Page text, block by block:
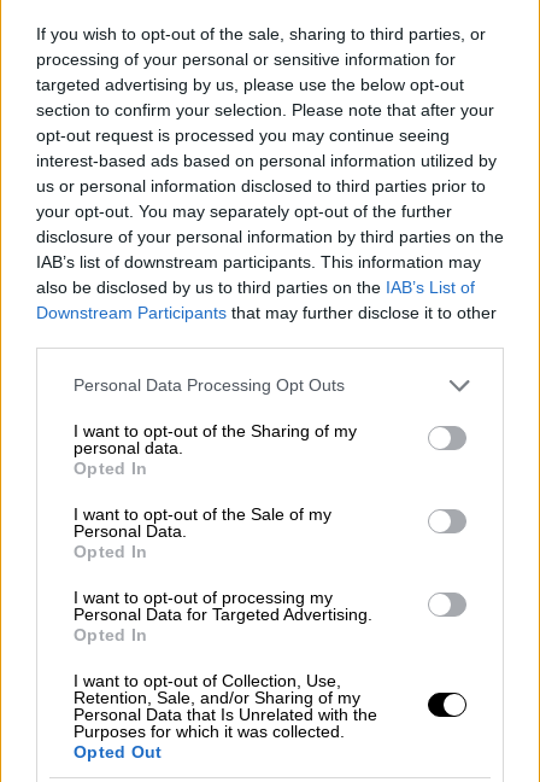
If you wish to opt-out of the sale, sharing to third parties, or
processing of your personal or sensitive information for
targeted advertising by us, please use the below opt-out
section to confirm your selection. Please note that after your
opt-out request is processed you may continue seeing
interest-based ads based on personal information utilized by
us or personal information disclosed to third parties prior to
your opt-out. You may separately opt-out of the further
disclosure of your personal information by third parties on the
IAB’s list of downstream participants. This information may
also be disclosed by us to third parties on the IAB’s List of
Downstream Participants that may further disclose it to other
Please note that this website/app uses one or more Google
not limited to your visit or usage behaviour. You may click to
grant or deny consent to Google and its third-party tags to
use your data for below specified purposes in below Google
consent section.
Personal Data Processing Opt Outs
I want to opt-out of the Sharing of my
personal data.
Opted In
I want to opt-out of the Sale of my
Personal Data.
Opted In
I want to opt-out of processing my
Personal Data for Targeted Advertising.
Opted In
I want to opt-out of Collection, Use,
Retention, Sale, and/or Sharing of my
Personal Data that Is Unrelated with the
Purposes for which it was collected.
Opted Out
Προσθέστε το ΕΘΝΟΣ στη Google
Έως τηΔευτέρα18 Δεκεμβρίου, με
πιθανότερη ημερομηνία την πρώτη ημέρα
της ερχόμενης εβδομάδας, αναμένεται να
ληφθεί από τοΣυμβούλιο Πλημμελειοδικών
Θεσσαλονίκηςη απόφαση για την
προφυλάκιση ή μη του του
34χρονουαστυνομικού που πυροβόλησε τον
τη Δευτέρα 5 Δεκεμβρίου,
Πλημμελειοδικών Θεσσαλονίκης και με
δεδομένο ότι αναβαθμίστηκε η κατηγορία σε
βάρος του μετά το θάνατο του 16χρονου,
αστυνομικός θα κληθεί ξανά
ανακριτή
να καταθέσει συμπληρωματική απολογία.
Στην συνέχεια, η δικογραφία θα διαβιβαστεί
στον ανακριτή, ο οποίος θα ζητήσει από τον
εισαγγελέα συμπληρωματική ποινική δίωξη.
ΟΛΕΣ ΟΙ ΕΙΔΗΣΕΙΣ